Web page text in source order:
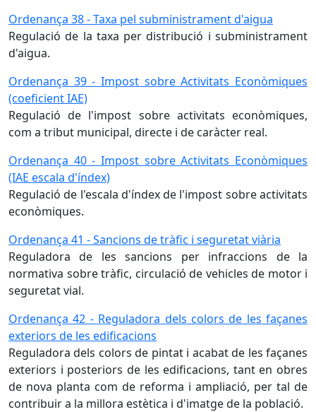
Ordenança 38 - Taxa pel subministrament d'aigua
Regulació de la taxa per distribució i subministrament
d'aigua.
Ordenança 39 - Impost sobre Activitats Econòmiques
(coeficient IAE)
Regulació de l'impost sobre activitats econòmiques,
com a tribut municipal, directe i de caràcter real.
Ordenança 40 - Impost sobre Activitats Econòmiques
(IAE escala d'índex)
Regulació de l'escala d'índex de l'impost sobre activitats
econòmiques.
Ordenança 41 - Sancions de tràfic i seguretat viària
Reguladora de les sancions per infraccions de la
normativa sobre tràfic, circulació de vehicles de motor i
seguretat vial.
Ordenança 42 - Reguladora dels colors de les façanes
exteriors de les edificacions
Reguladora dels colors de pintat i acabat de les façanes
exteriors i posteriors de les edificacions, tant en obres
de nova planta com de reforma i ampliació, per tal de
contribuir a la millora estètica i d'imatge de la població.